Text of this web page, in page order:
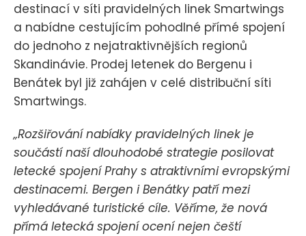
destinací v síti pravidelných linek Smartwings
a nabídne cestujícím pohodlné přímé spojení
do jednoho z nejatraktivnějších regionů
Skandinávie. Prodej letenek do Bergenu i
Benátek byl již zahájen v celé distribuční síti
Smartwings.
„Rozšiřování nabídky pravidelných linek je
součástí naší dlouhodobé strategie posilovat
letecké spojení Prahy s atraktivními evropskými
destinacemi. Bergen i Benátky patří mezi
vyhledávané turistické cíle. Věříme, že nová
přímá letecká spojení ocení nejen čeští